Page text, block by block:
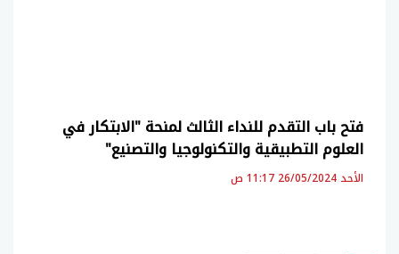
فتح باب التقدم للنداء الثالث لمنحة "الابتكار في
العلوم التطبيقية والتكنولوجيا والتصنيع"
الأحد 26/05/2024 11:17 ص